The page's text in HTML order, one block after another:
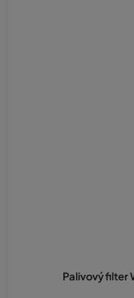
Palivový filter